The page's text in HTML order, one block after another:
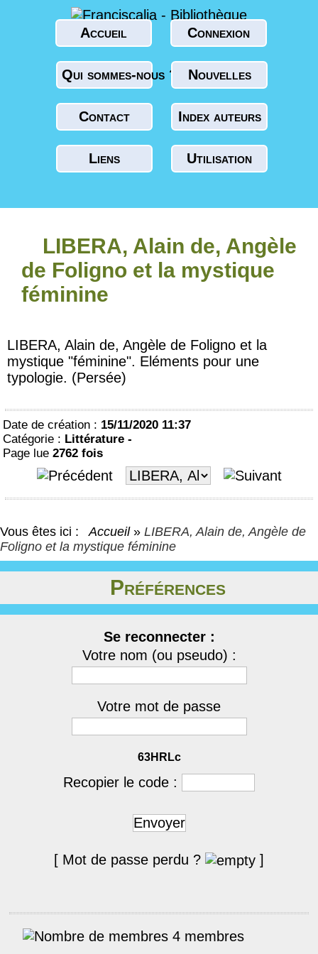
Accueil Connexion
Qui sommes-nous ? Nouvelles
Contact Index auteurs
Liens Utilisation
LIBERA, Alain de, Angèle
de Foligno et la mystique
féminine
LIBERA, Alain de, Angèle de Foligno et la
mystique "féminine". Eléments pour une
typologie. (Persée)
Date de création : 15/11/2020 11:37
Catégorie : Littérature -
Page lue 2762 fois
Vous êtes ici : Accueil » LIBERA, Alain de, Angèle de
Foligno et la mystique féminine
Préférences
Se reconnecter :
Votre nom (ou pseudo) :
Votre mot de passe
63HRLc
Recopier le code :
Envoyer
[ Mot de passe perdu ? ]
4 membres